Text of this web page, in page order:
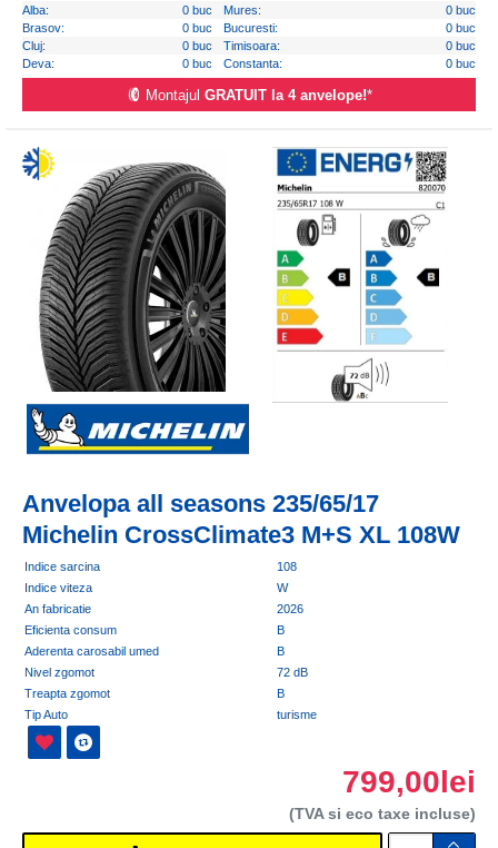
Alba:
0 buc Mures:
0 buc
Brasov:
0 buc Bucuresti:
0 buc
Cluj:
0 buc Timisoara:
0 buc
Deva:
0 buc Constanta: 0 buc
Montajul GRATUIT la 4 anvelope!*
Anvelopa all seasons 235/65/17
Michelin CrossClimate3 M+S XL 108W
Indice sarcina
108
Indice viteza
W
An fabricatie
2026
Eficienta consum
B
Aderenta carosabil umed
B
Nivel zgomot
72 dB
Treapta zgomot
B
Tip Auto
turisme
799,00lei
(TVA si eco taxe incluse)